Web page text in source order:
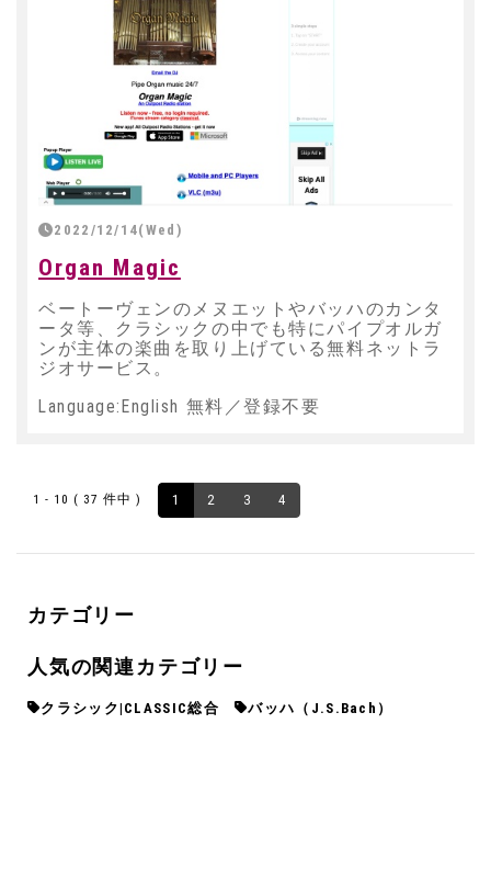
2022/12/14(Wed)
Organ Magic
ベートーヴェンのメヌエットやバッハのカンタ
ータ等、クラシックの中でも特にパイプオルガ
ンが主体の楽曲を取り上げている無料ネットラ
ジオサービス。
Language:English 無料／登録不要
1 - 10 ( 37 件中 ) 1 2 3 4
カテゴリー
人気の関連カテゴリー
クラシック|CLASSIC総合 バッハ（J.S.Bach）